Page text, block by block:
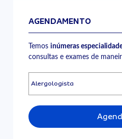
AGENDAMENTO
Temosinúmeras
consultas e exames de